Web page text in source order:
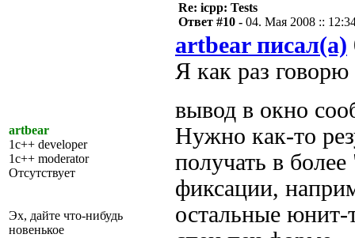
artbear
1c++ developer
1c++ moderator
Отсутствует
Эх, дайте что-нибудь
новенькое
Re: icpp: Tests
Ответ #10 - 04. Мая 2008 ::
artbear писал(а)
Я как раз
вывод в окно
Нужно как-то
получать в
фиксации,
остальные юнит-